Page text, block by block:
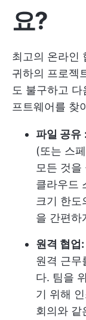
요?
최고의 온라인
귀하의 프로젝
도 불구하고
프트웨어를 찾
파일 공유 :
(또는 스
모든 것
클라우드
크기 한도
을 간편하
원격 협업:
원격 근무
다. 팀을
기 위해
회의와 같